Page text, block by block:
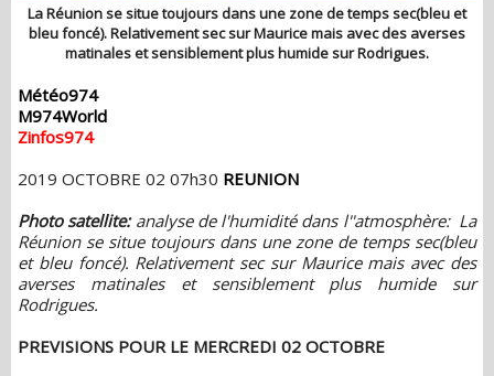
La Réunion se situe toujours dans une zone de temps sec(bleu et
bleu foncé). Relativement sec sur Maurice mais avec des averses
matinales et sensiblement plus humide sur Rodrigues.
Météo974
M974World
Zinfos974
2019 OCTOBRE 02 07h30 REUNION
Photo satellite: analyse de l'humidité dans l''atmosphère: La
Réunion se situe toujours dans une zone de temps sec(bleu
et bleu foncé). Relativement sec sur Maurice mais avec des
averses matinales et sensiblement plus humide sur
Rodrigues.
PREVISIONS POUR LE MERCREDI 02 OCTOBRE